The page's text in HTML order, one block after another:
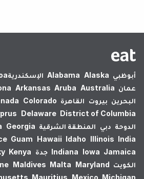
أبوظبي Alabama Alaska الإسكندرية‎
عمان
Arkansas Aruba Australia
البحرين بيروت القاهرة Colorado
Delaware District of Columbia
الدوحة دبي المنطقة الشرقية Georgia
Guam Hawaii Idaho Illinois India
Indiana Iowa Jamaica جدة Kenya
الكويت
Maldives Malta Maryland